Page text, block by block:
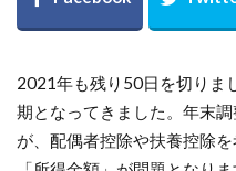
2021年も残り50日を切りま
期となってきました。年末
が、配偶者控除や扶養控除